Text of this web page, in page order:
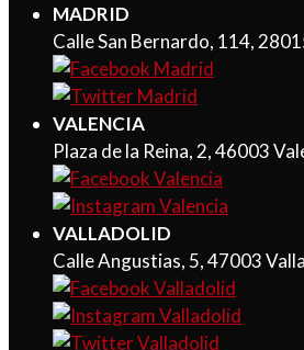
MADRID
Calle San Bernardo, 114,
VALENCIA
Plaza de la Reina, 2, 46003
VALLADOLID
Calle Angustias, 5, 47003